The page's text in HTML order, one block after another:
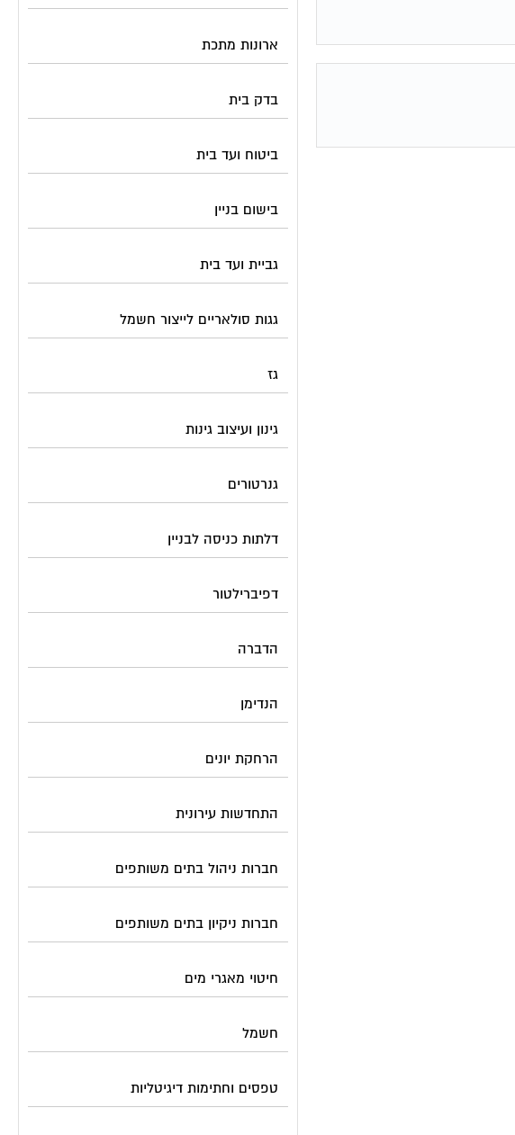
ארונות מתכת
בדק בית
ביטוח ועד בית
בישום בניין
גביית ועד בית
גגות סולאריים לייצור חשמל
גז
גינון ועיצוב גינות
גנרטורים
דלתות כניסה לבניין
דפיברילטור
הדברה
הנדימן
הרחקת יונים
התחדשות עירונית
חברות ניהול בתים משותפים
חברות ניקיון בתים משותפים
חיטוי מאגרי מים
חשמל
טפסים וחתימות דיגיטליות